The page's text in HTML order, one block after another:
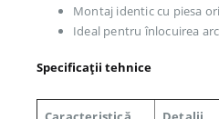
Montaj identic cu piesa
Ideal pentru înlocuirea
Specificații tehnice